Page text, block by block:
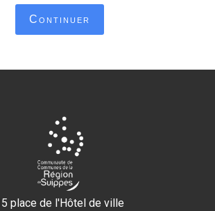
Continuer
place de l'Hôtel de ville